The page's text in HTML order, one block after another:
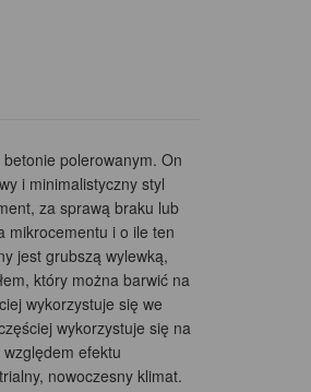
polerowanym. On
i minimalistyczny styl
za sprawą braku lub
mikrocementu i o ile ten
jest grubszą wylewką,
który można barwić na
wykorzystuje się we
wykorzystuje się na
efektu
nowoczesny klimat.